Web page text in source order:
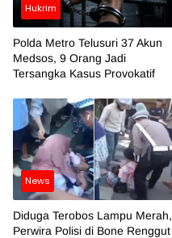
Hukrim
Polda Metro Telusuri 37 Akun
Medsos, 9 Orang Jadi
Tersangka Kasus Provokatif
News
Diduga Terobos Lampu Merah,
Perwira Polisi di Bone Renggut